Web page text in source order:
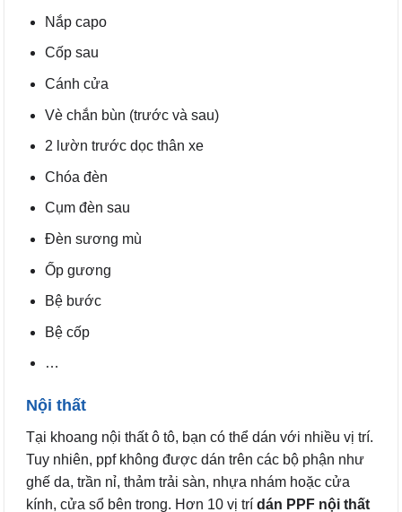
Nắp capo
Cốp sau
Cánh cửa
Vè chắn bùn (trước và sau)
2 lườn trước dọc thân xe
Chóa đèn
Cụm đèn sau
Đèn sương mù
Ốp gương
Bệ bước
Bệ cốp
…
Nội thất
Tại khoang nội thất ô tô, bạn có thể dán với nhiều vị trí.
Tuy nhiên, ppf không được dán trên các bộ phận như
ghế da, trần nỉ, thảm trải sàn, nhựa nhám hoặc cửa
kính, cửa sổ bên trong. Hơn 10 vị trí dán PPF nội thất